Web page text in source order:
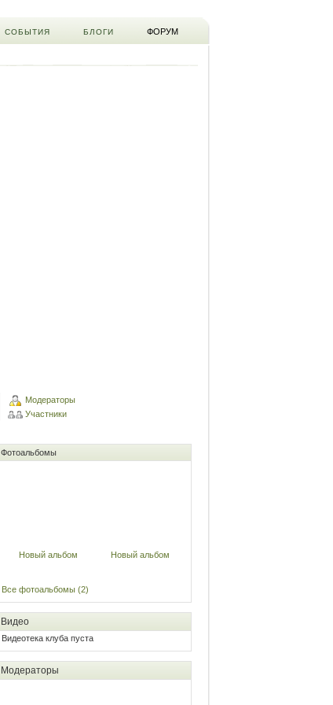
СОБЫТИЯ БЛОГИ ФОРУМ
Модераторы
Участники
Фотоальбомы
Новый альбом Новый альбом
Все фотоальбомы (2)
Видео
Видеотека клуба пуста
Модераторы